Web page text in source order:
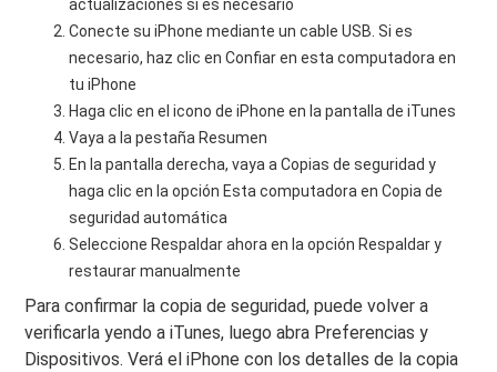
actualizaciones si es necesario
Conecte su iPhone mediante un cable USB. Si es
necesario, haz clic en Confiar en esta computadora en
tu iPhone
Haga clic en el icono de iPhone en la pantalla de iTunes
Vaya a la pestaña Resumen
En la pantalla derecha, vaya a Copias de seguridad y
haga clic en la opción Esta computadora en Copia de
seguridad automática
Seleccione Respaldar ahora en la opción Respaldar y
restaurar manualmente
Para confirmar la copia de seguridad, puede volver a
verificarla yendo a iTunes, luego abra Preferencias y
Dispositivos. Verá el iPhone con los detalles de la copia